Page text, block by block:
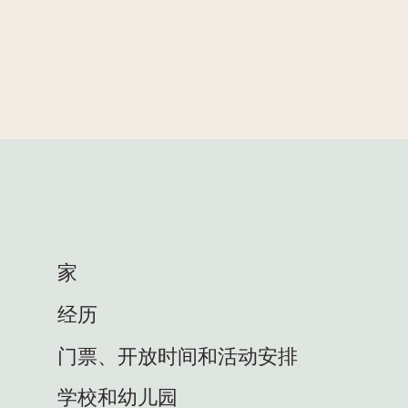
家
经历
门票、开放时间和活动安排
学校和幼儿园